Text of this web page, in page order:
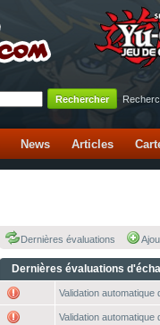
News Articles
Dernières évaluations
Dernières évaluations
Validation
Validation